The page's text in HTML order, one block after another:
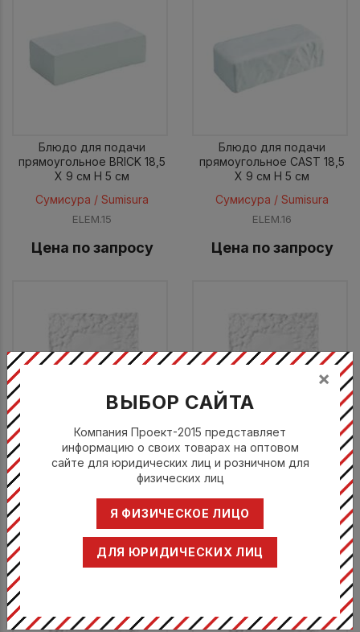
Блюдо для подачи
прямоугольное BRICK 18,5
X 9 см H 5 см
Сумисура / Sumisura
ELEM.15
Цена по запросу
Блюдо для подачи
прямоугольное CAST 18,5
X 9 см H 5 см
Сумисура / Sumisura
ELEM.16
Цена по запросу
Блюдо квадратное 15X15
см (без глазури)
Сумисура / Sumisura
Цена по запросу
Блюдо квадратное 15X15
см (с глазурью)
Сумисура / Sumisura
Цена по запросу
×
ВЫБОР САЙТА
Компания Проект-2015 представляет
информацию о своих товарах на оптовом
сайте для юридических лиц и розничном для
физических лиц
Я ФИЗИЧЕСКОЕ ЛИЦО
ДЛЯ ЮРИДИЧЕСКИХ ЛИЦ